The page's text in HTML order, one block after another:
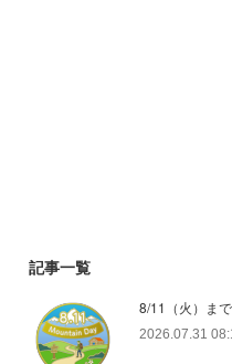
記事一覧
8/11（火）ま
2026.07.31